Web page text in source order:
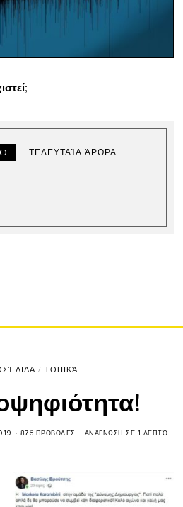
ΤΕΛΕΥΤΑΊΑ ΆΡΘΡΑ
/ ΤΟΠΙΚΆ
876 ΠΡΟΒΟΛΈΣ ΑΝΆΓΝΩΣΗ ΣΕ 1 ΛΕΠΤΌ